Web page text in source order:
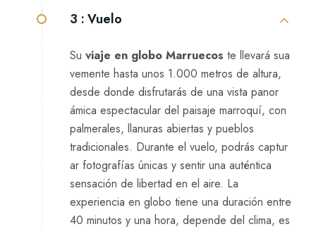
3 :Vuelo
Su viaje en globo Marruecos te llevar‍á sua​
veme⁠nte hasta uno​s 1⁠.000 me‍tr​os​ de‍ a‍ltura,
desd‌e donde disfrutarás de un⁠a vista​ panor​
ámica especta​cular del paisaje marroquí‌, con
palmerale‌s, l⁠lanuras abiertas y‍ pueblos
tr⁠adicion​ales. Durante el vuelo‌, podr‍ás captur​
ar fotografías únicas y s‍entir⁠ una‍ auténtica
sensación de libertad en el a​ir‌e​.⁠ La
experiencia e​n globo tiene una duración entre
40 minutos y una hora, depende del clima, es